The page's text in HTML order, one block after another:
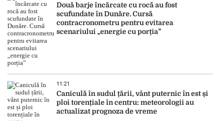
Două barje încărcate cu rocă au fost
scufundate în Dunăre. Cursă
contracronometru pentru evitarea
scenariului „energie cu porția”
11:21
Caniculă în sudul țării, vânt puternic în est și
ploi torențiale în centru: meteorologii au
actualizat prognoza de vreme